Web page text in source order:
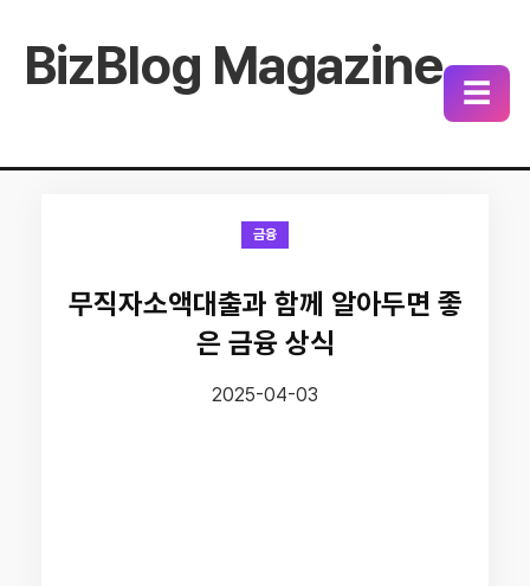
BizBlog Magazine ☰
금융
무직자소액대출과 함께 알아두면 좋
은 금융 상식
2025-04-03